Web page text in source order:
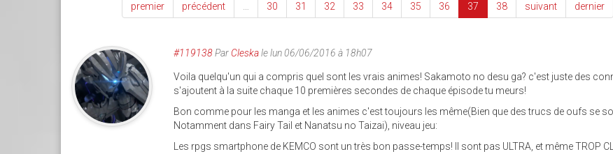
premier précédent 30 31 32 33 34 35 36 37 38 suivant dernier
#119138Par Cleskale lun 06/06/2016 à 18h07
Voila quelqu'un qui a compris quel sont les vrais animes! Sakamoto no desu ga? c'est juste des
s'ajoutent à la suite chaque 10 premières secondes de chaque épisode tu meurs!
Bon comme pour les manga et les animes c'est toujours les même(Bien que des trucs de oufs se
Notamment dans Fairy Tail et Nanatsu no Taizai), niveau jeu:
Les rpgs smartphone de KEMCO sont un très bon passe-temps! Il sont pas ULTRA, et même TROP